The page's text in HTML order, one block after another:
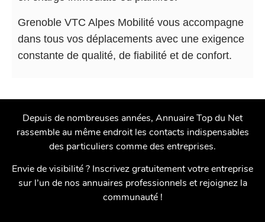
Grenoble VTC Alpes Mobilité vous accompagne
dans tous vos déplacements avec une exigence
constante de qualité, de fiabilité et de confort.
Depuis de nombreuses années, Annuaire Top du Net
rassemble au même endroit les contacts indispensables
des particuliers comme des entreprises.
Envie de visibilité ? Inscrivez gratuitement votre entreprise
sur l’un de nos annuaires professionnels et rejoignez la
communauté !